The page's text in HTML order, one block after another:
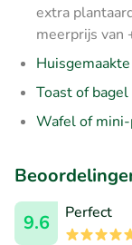
extra
meerprijs van
Toast of bagel
Wafel of mini-
9.6
Perfect